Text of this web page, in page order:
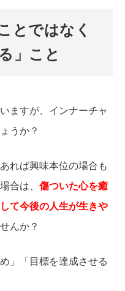
とではなく
」こと
ますが、インナーチャ
うか？
れば興味本位の場合も
合は、 傷ついた心を癒
て今後の人生が生きや
んか？
」「目標を達成させる